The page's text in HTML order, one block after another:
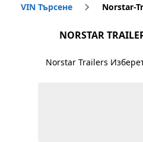
VIN Търсене
Norstar-
NORSTAR
Norstar Trailers